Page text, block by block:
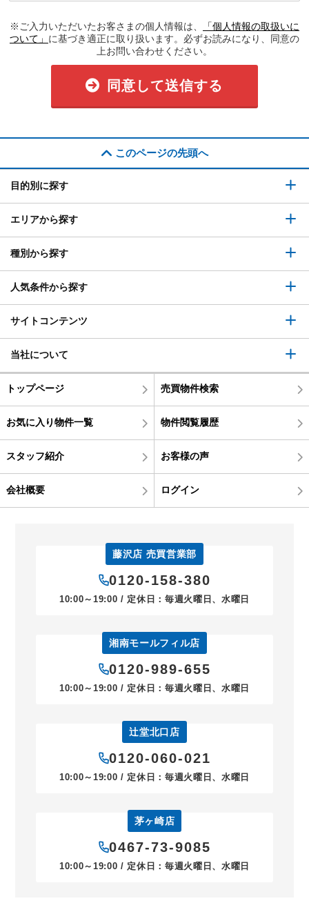
※ご入力いただいたお客さまの個人情報は、
「個人情報の取扱いに
ついて」 に基づき適正に取り扱います。必ずお読みになり、同意の
上お問い合わせください。
同意して送信する
このページの先頭へ
目的別に探す
エリアから探す
種別から探す
人気条件から探す
サイトコンテンツ
当社について
トップページ 売買物件検索
お気に入り物件一覧 物件閲覧履歴
スタッフ紹介 お客様の声
会社概要 ログイン
藤沢店 売買営業部
0120-158-380
10:00～19:00 / 定休日：毎週火曜日、水曜日
湘南モールフィル店
0120-989-655
10:00～19:00 / 定休日：毎週火曜日、水曜日
辻堂北口店
0120-060-021
10:00～19:00 / 定休日：毎週火曜日、水曜日
茅ヶ崎店
0467-73-9085
10:00～19:00 / 定休日：毎週火曜日、水曜日